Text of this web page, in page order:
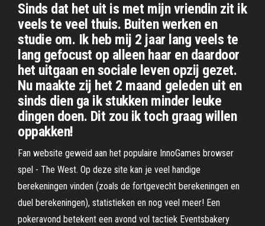
Sinds dat het uit is met mijn vriendin zit ik
veels te veel thuis. Buiten werken en
studie om. Ik heb mij 2 jaar lang veels te
lang gefocust op alleen haar en daardoor
het uitgaan en sociale leven opzij gezet.
Nu maakte zij het 2 maand geleden uit en
sinds dien ga ik stukken minder leuke
dingen doen. Dit zou ik toch graag willen
oppakken!
Fan website geweid aan het populaire InnoGames browser
spel - The West. Op deze site kan je veel handige
berekeningen vinden (zoals de fortgevecht berekeningen en
duel berekeningen), statistieken en nog veel meer! Een
pokeravond betekent een avond vol tactiek Eventsbakery